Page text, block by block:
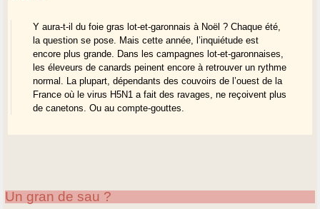
Y aura-t-il du foie gras lot-et-garonnais à Noël ? Chaque été,
la question se pose. Mais cette année, l’inquiétude est
encore plus grande. Dans les campagnes lot-et-garonnaises,
les éleveurs de canards peinent encore à retrouver un rythme
normal. La plupart, dépendants des couvoirs de l’ouest de la
France où le virus H5N1 a fait des ravages, ne reçoivent plus
de canetons. Ou au compte-gouttes.
Un gran de sau ?